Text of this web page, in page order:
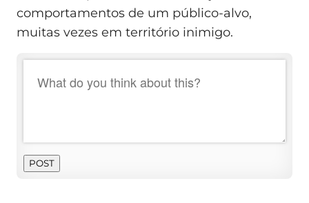
comportamentos de um público‑alvo,
muitas vezes em território inimigo.
POST